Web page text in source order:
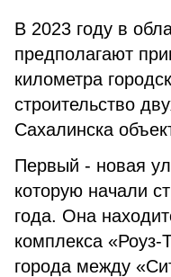
В 2023 году в
предполагают
километра
строительство
Сахалинска
Первый - новая
которую начали
года. Она
комплекса «Роуз-
города между